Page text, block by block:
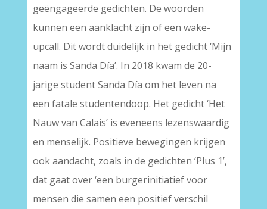
geëngageerde gedichten. De woorden
kunnen een aanklacht zijn of een wake-
upcall. Dit wordt duidelijk in het gedicht ‘Mijn
naam is Sanda Día’. In 2018 kwam de 20-
jarige student Sanda Día om het leven na
een fatale studentendoop. Het gedicht ‘Het
Nauw van Calais’ is eveneens lezenswaardig
en menselijk. Positieve bewegingen krijgen
ook aandacht, zoals in de gedichten ‘Plus 1’,
dat gaat over ‘een burgerinitiatief voor
mensen die samen een positief verschil